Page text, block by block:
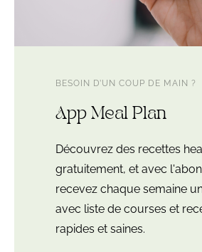
BESOIN D’UN COUP DE MAIN ?
App Meal Plan
Découvrez des recettes
gratuitement, et avec
recevez chaque semaine
avec liste de courses et
rapides et saines.